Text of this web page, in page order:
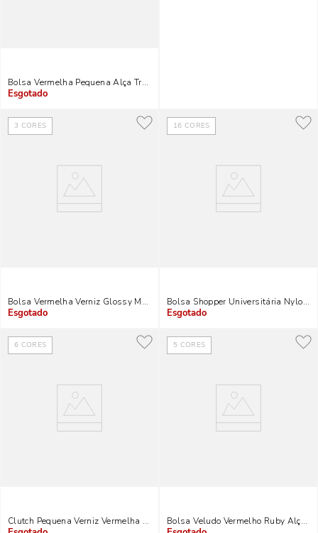
Bolsa Vermelha Pequena Alça Transversal Corrente
Indisponível
3 CORES
Bolsa Vermelha Verniz Glossy Matelassê Alça Transversal Corrente
Indisponível
16 CORES
Bolsa Shopper Universitária Nylon
Indisponível
6 CORES
Clutch Pequena Verniz Vermelha Alça De Mão
5 CORES
Bolsa Veludo Vermelho Ruby Alça